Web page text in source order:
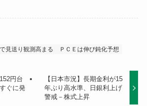
見送り観測高まる
ＰＣＥは伸び鈍化予想
円台
ぐに発
【日本市況】長期金利が15
年ぶり高水準、日銀利上げ
警戒－株式上昇